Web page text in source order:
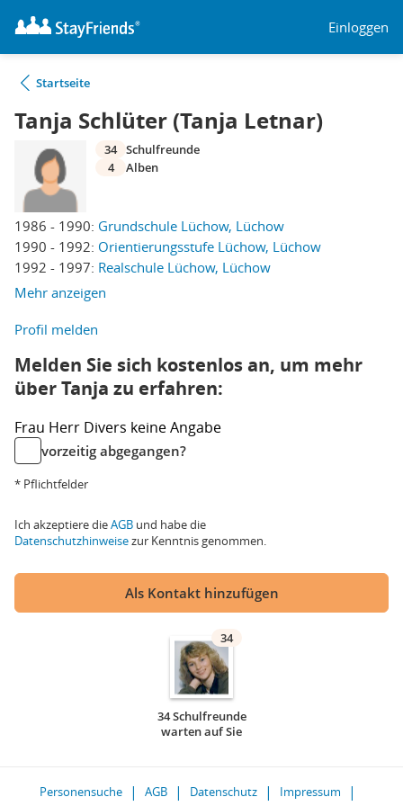
Einloggen
Startseite
Tanja Schlüter (Tanja Letnar)
1986 - 1990: Grundschule Lüchow, Lüchow
1990 - 1992: Orientierungsstufe Lüchow, Lüchow
1992 - 1997: Realschule Lüchow, Lüchow
Mehr anzeigen
34 Schulfreunde
4
Alben
Profil melden
Melden Sie sich kostenlos an, um mehr
über Tanja zu erfahren:
Frau Herr Divers keine Angabe
vorzeitig abgegangen?
* Pflichtfelder
Ich akzeptiere dieAGB und habe die
Datenschutzhinweisezur Kenntnis genommen.
Als Kontakt hinzufügen
34
34 Schulfreunde
warten auf Sie
Personensuche AGB Datenschutz
Impressum